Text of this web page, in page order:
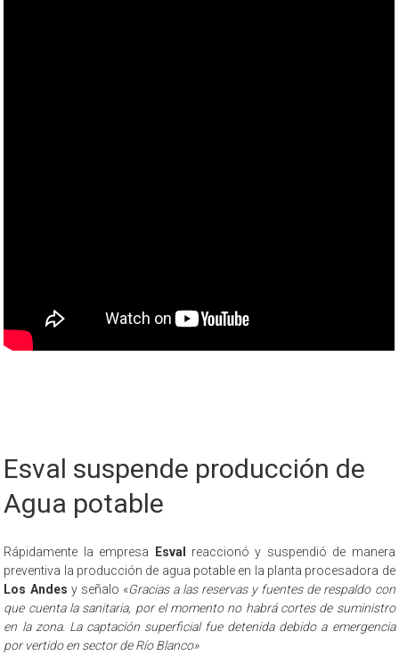
Esval suspende producción de
Agua potable
Rápidamente la empresa Esval
reaccionó y suspendió de manera
preventiva la producción de agua potable en la planta procesadora de
Los Andes y señalo «Gracias a las reservas y fuentes de respaldo con
que cuenta la sanitaria, por el momento no habrá cortes de suministro
en la zona. La captación superficial fue detenida debido a emergencia
por vertido en sector de Río Blanco»